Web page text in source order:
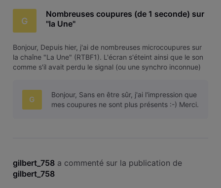
G
Nombreuses coupures (de 1 seconde) sur
"la Une"
Bonjour, Depuis hier, j'ai de nombreuses microcoupures sur
la chaîne "La Une" (RTBF1). L'écran s'éteint ainsi que le son
comme s'il avait perdu le signal (ou une synchro inconnue)
G
Bonjour, Sans en être sûr, j'ai l'impression que
mes coupures ne sont plus présents :-) Merci.
gilbert_758 a commenté sur la publication de
gilbert_758